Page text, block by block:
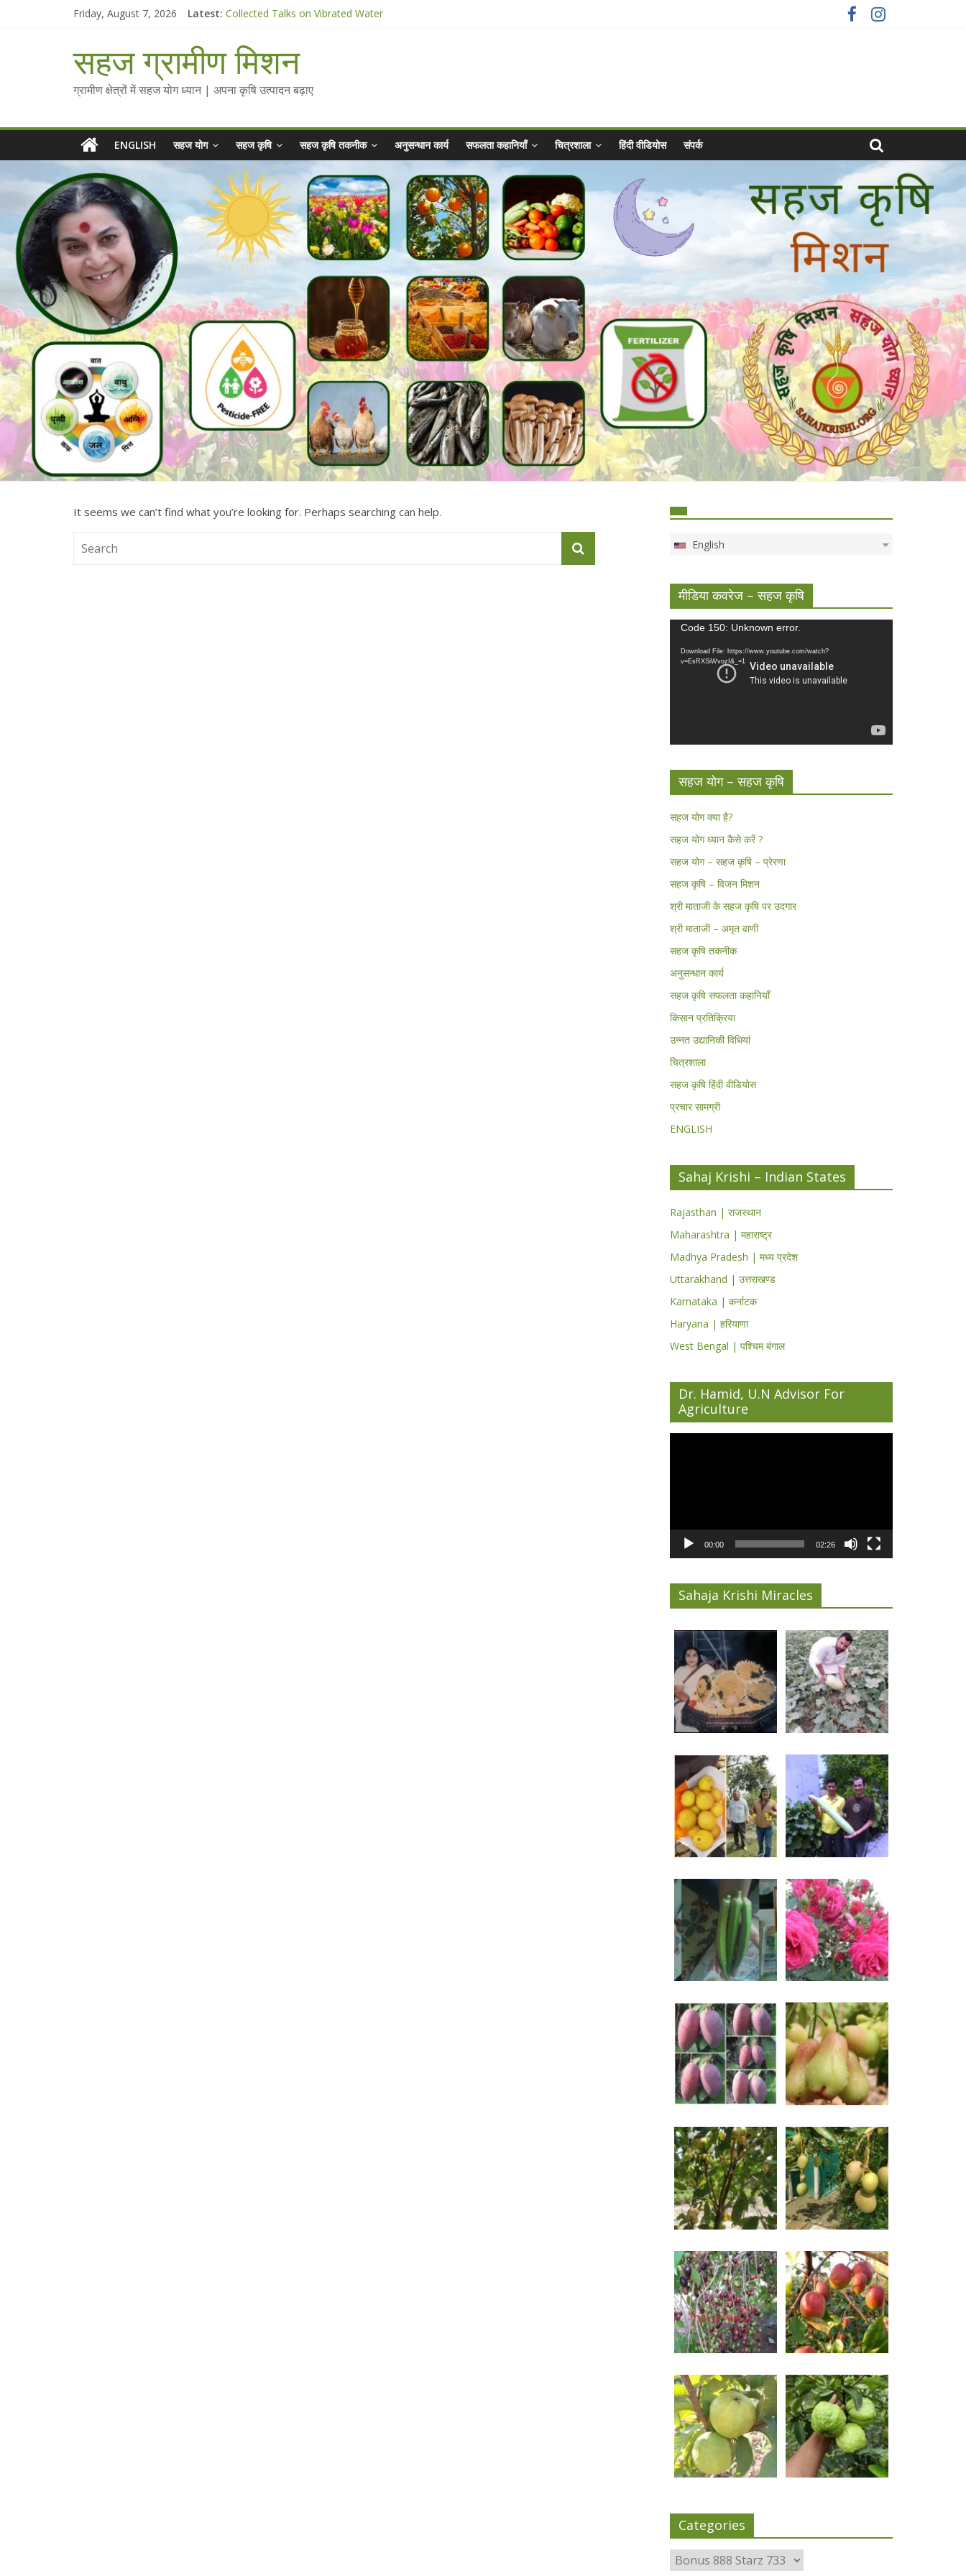
Friday, August 7, 2026 Latest: Collected Talks on Vibrated Water
चैतन्यित जल pdf
Standee Designs @ 2025 for Sahaj Krishi Promotions
सहज ग्रामीण मिशन
ग्रामीण क्षेत्रों में सहज योग ध्यान | अपना कृषि उत्पादन बढ़ाए
ENGLISH सहज योग सहज कृषि सहज कृषि तकनीक अनुसन्धान कार्य सफलता कहानियाँ चित्रशाला हिंदी वीडियोस संपर्क
It seems we can’t find what you’re looking for. Perhaps searching can help.
English
मीडिया कवरेज – सहज कृषि
Video
Code 150: Unknown error.
Download File: https://www.youtube.com/watch?
v=EsRXSiWvozI&_=1
सहज योग – सहज कृषि
सहज योग क्या है?
सहज योग ध्यान कैसे करें ?
सहज योग – सहज कृषि – प्रेरणा
सहज कृषि – विजन मिशन
श्री माताजी के सहज कृषि पर उदगार
श्री माताजी – अमृत वाणी
सहज कृषि तकनीक
अनुसन्धान कार्य
सहज कृषि सफलता कहानियाँ
किसान प्रतिक्रिया
उन्नत उद्यानिकी विधियां
चित्रशाला
सहज कृषि हिंदी वीडियोस
प्रचार सामग्री
ENGLISH
Sahaj Krishi – Indian States
Rajasthan | राजस्थान
Maharashtra | महाराष्ट्र
Madhya Pradesh | मध्य प्रदेश
Uttarakhand | उत्तराखण्ड
Karnataka | कर्नाटक
Haryana | हरियाणा
West Bengal | पश्चिम बंगाल
Dr. Hamid, U.N Advisor For
Agriculture
00:00 02:26
Sahaja Krishi Miracles
Categories
Categories